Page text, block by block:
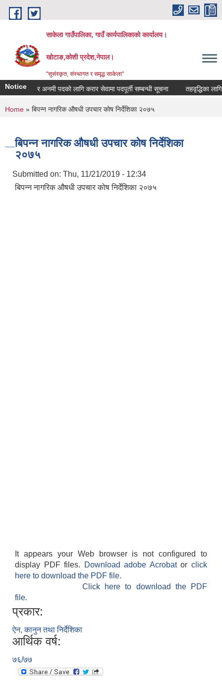
Skip to main content
साकेला गाउँपालिका, गाउँ कार्यपालिकाको कार्यालय।
खोटाङ,कोशी प्रदेश,नेपाल।
"सुसंस्कृत, संस्थागत र समृद्ध साकेला"
Notice
अहेव र अनमी पदको लागि करार सेवामा पदपूर्ती सम्बन्धी सूचना तहवृद्धिका लागि
You are here
Home » बिपन्न नागरिक ‍‍‌‍औषधी उपचार कोष निर्देशिका २०७५
बिपन्न नागरिक ‍‍‌‍औषधी उपचार कोष निर्देशिका
२०७५
Submitted on: Thu, 11/21/2019 - 12:34
बिपन्न नागरिक ‍‍‌‍औषधी उपचार कोष निर्देशिका २०७५
It appears your Web browser is not configured to
display PDF files.
Download adobe Acrobatorclick
here to download the PDF file.
Click here to download the PDF
file.
प्रकार:
ऐन, कानुन तथा निर्देशिका
आर्थिक वर्ष:
७६/७७